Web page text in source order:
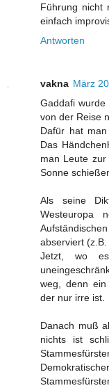
Führung nicht
einfach
Antworten
vakna März
Gaddafi
von der Reise
Dafür hat
Das
man Leute
Sonne
Als seine
Westeuropa
abserviert (z.B.
Jetzt, wo
weg, denn ein
der nur irre ist.
Danach muß
nichts ist